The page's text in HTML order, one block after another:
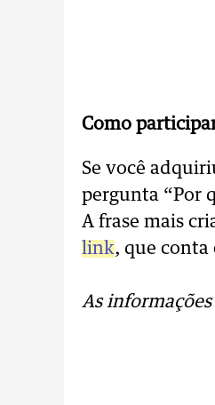
Como
Se você
pergunta “Por
A frase mais
link, que conta
As informações